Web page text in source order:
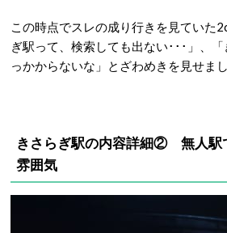
この時点でスレの成り行きを見ていた
ぎ駅って、検索しても出ない･･･」、
っかからないな」とざわめきを見せまし
きさらぎ駅の内容詳細② 無人駅
雰囲気